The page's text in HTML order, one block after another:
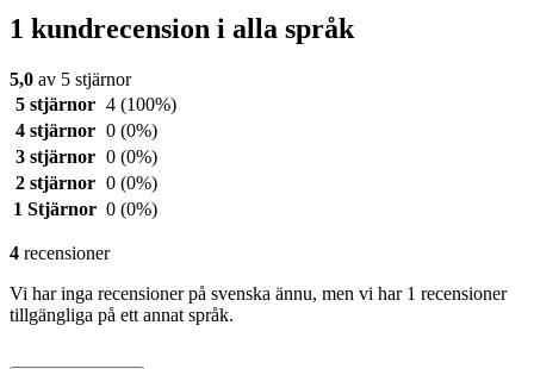
1 kundrecension i alla språk
5,0 av 5 stjärnor
5 stjärnor 4 (100%)
4 stjärnor 0 (0%)
3 stjärnor 0 (0%)
2 stjärnor 0 (0%)
1 Stjärnor 0 (0%)
4 recensioner
Vi har inga recensioner på svenska ännu, men vi har 1 recensioner
tillgängliga på ett annat språk.